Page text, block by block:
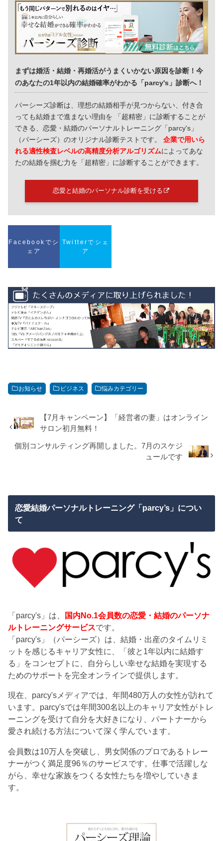
まずは婚活・結婚・再婚活がうまくいかない原因を診断！今
のあなたの1年以内の結婚確率がわかる「parcy's」診断へ！
パーシーズ診断は、理想の結婚相手が見つからない、付き合
っても結婚まで進まない理由を 「超精密」に診断することが
できる、恋愛・結婚のパーソナルトレーニング「parcy's」
（パーシーズ）のオリジナル診断テストです。企業で用いら
れる適性検査レベルの高精度分析アルゴリズムによってあな
たの結婚を掴む力を「超精密」に診断することができます。
恋愛と結婚のパーソナル診断を受ける
Facebookでシ
ェア
Twitterでシェ
ア
お知らせ ビジネス 悩みカテゴリー
【7月キャンペーン】「経営者の妻」はオンライン
サロン初月無料！
個別コンサルティング再開しました。7月のスケジ
ュールです
恋愛結婚パーソナルトレーニング「parcy’s」につい
て
「parcy's」は、
国内No.1会員数の恋愛・結婚のパーソナ
ルトレーニングサービスです。
「parcy's」（パーシーズ）は、結婚・出産のタイムリミ
ットを感じるキャリア女性に、「彼と1年以内に結婚す
る」をコンセプトに、自分らしい幸せな結婚を実現する
ためのサポートを完全オンラインで提供します。
現在、parcy'sメディアでは、年間480万人の女性が訪れて
います。parcy'sでは年間300名以上のキャリア女性がトレ
ーニングを受けて自分を大好きになり、パートナーから
愛され続ける方法について深く学んでいます。
会員数は10万人を突破し、男女関係のプロであるトレー
ナーがつく満足度96％のサービスです。仕事で活躍しな
がら、幸せな家族をつくる女性たちを増やしていきま
す。